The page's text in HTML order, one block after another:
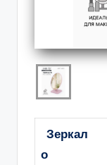
Зеркал
о